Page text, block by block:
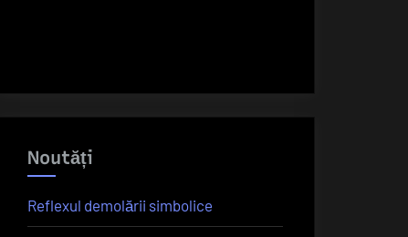
Noutăți
Reflexul demolării simbolice